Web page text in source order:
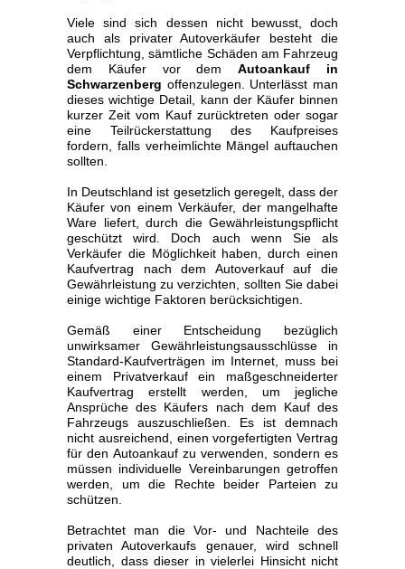
Viele sind sich dessen nicht bewusst, doch
auch als privater Autoverkäufer besteht die
Verpflichtung, sämtliche Schäden am Fahrzeug
dem Käufer vor demAutoankauf in
Schwarzenberg offenzulegen. Unterlässt man
dieses wichtige Detail, kann der Käufer binnen
kurzer Zeit vom Kauf zurücktreten oder sogar
eine Teilrückerstattung des Kaufpreises
fordern, falls verheimlichte Mängel auftauchen
sollten.
In Deutschland ist gesetzlich geregelt, dass der
Käufer von einem Verkäufer, der mangelhafte
Ware liefert, durch die Gewährleistungspflicht
geschützt wird. Doch auch wenn Sie als
Verkäufer die Möglichkeit haben, durch einen
Kaufvertrag nach dem Autoverkauf auf die
Gewährleistung zu verzichten, sollten Sie dabei
einige wichtige Faktoren berücksichtigen.
Gemäß einer Entscheidung bezüglich
unwirksamer Gewährleistungsausschlüsse in
Standard-Kaufverträgen im Internet, muss bei
einem Privatverkauf ein maßgeschneiderter
Kaufvertrag erstellt werden, um jegliche
Ansprüche des Käufers nach dem Kauf des
Fahrzeugs auszuschließen. Es ist demnach
nicht ausreichend, einen vorgefertigten Vertrag
für den Autoankauf zu verwenden, sondern es
müssen individuelle Vereinbarungen getroffen
werden, um die Rechte beider Parteien zu
schützen.
Betrachtet man die Vor- und Nachteile des
privaten Autoverkaufs genauer, wird schnell
deutlich, dass dieser in vielerlei Hinsicht nicht